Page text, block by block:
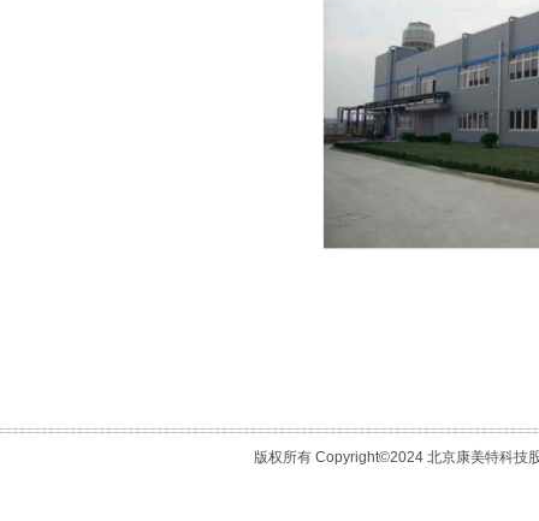
版权所有 Copyright©2024 北京康美特科